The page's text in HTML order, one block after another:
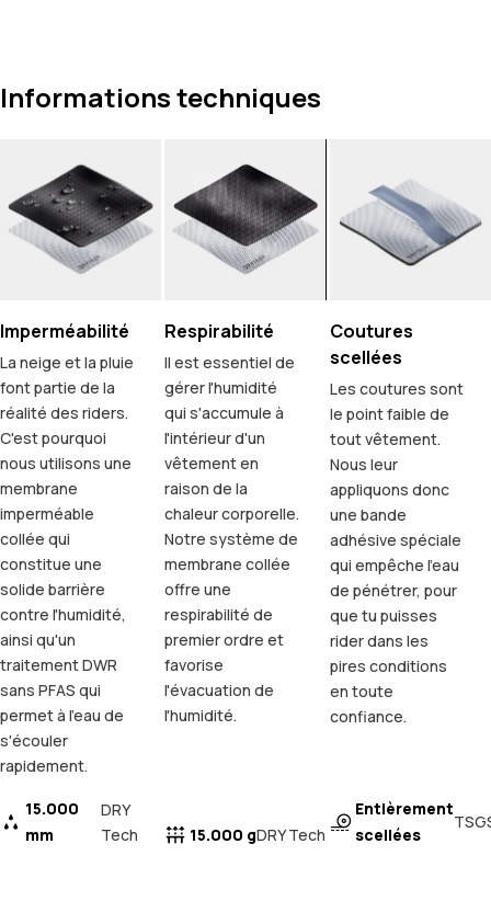
Informations techniques
Imperméabilité
La neige et la pluie
font partie de la
réalité des riders.
C'est pourquoi
nous utilisons une
membrane
imperméable
collée qui
constitue une
solide barrière
contre l'humidité,
ainsi qu'un
traitement DWR
sans PFAS qui
permet à l'eau de
s'écouler
rapidement.
15.000
mm
DRY
Tech
Respirabilité
Il est essentiel de
gérer l'humidité
qui s'accumule à
l'intérieur d'un
vêtement en
raison de la
chaleur corporelle.
Notre système de
membrane collée
offre une
respirabilité de
premier ordre et
favorise
l'évacuation de
l'humidité.
15.000 gDRY Tech
Coutures
scellées
Les coutures sont
le point faible de
tout vêtement.
Nous leur
appliquons donc
une bande
adhésive spéciale
qui empêche l'eau
de pénétrer, pour
que tu puisses
rider dans les
pires conditions
en toute
confiance.
Entièrement
scellées